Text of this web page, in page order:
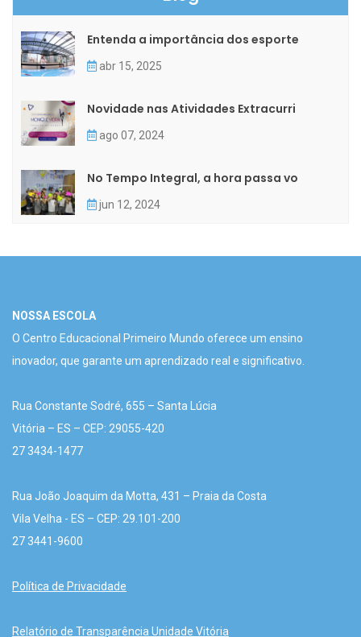
Entenda a importância dos esporte
abr 15, 2025
Novidade nas Atividades Extracurri
ago 07, 2024
No Tempo Integral, a hora passa vo
jun 12, 2024
NOSSA ESCOLA
O Centro Educacional Primeiro Mundo oferece um ensino
inovador, que garante um aprendizado real e significativo.
Rua Constante Sodré, 655 – Santa Lúcia
Vitória – ES – CEP: 29055-420
27 3434-1477
Rua João Joaquim da Motta, 431 – Praia da Costa
Vila Velha - ES – CEP: 29.101-200
27 3441-9600
Política de Privacidade
Relatório de Transparência Unidade Vitória